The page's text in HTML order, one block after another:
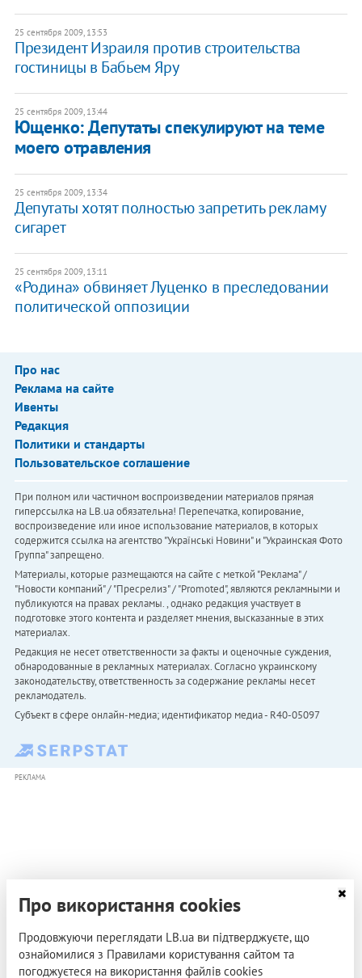
25 сентября 2009, 13:53
Президент Израиля против строительства
гостиницы в Бабьем Яру
25 сентября 2009, 13:44
Ющенко: Депутаты спекулируют на теме
моего отравления
25 сентября 2009, 13:34
Депутаты хотят полностью запретить рекламу
сигарет
25 сентября 2009, 13:11
«Родина» обвиняет Луценко в преследовании
политической оппозиции
Про нас
Реклама на сайте
Ивенты
Редакция
Политики и стандарты
Пользовательское соглашение
При полном или частичном воспроизведении материалов прямая
гиперссылка на LB.ua обязательна! Перепечатка, копирование,
воспроизведение или иное использование материалов, в которых
содержится ссылка на агентство "Українськi Новини" и "Украинская Фото
Группа" запрещено.
Материалы, которые размещаются на сайте с меткой "Реклама" /
"Новости компаний" / "Пресрелиз" / "Promoted", являются рекламными и
публикуются на правах рекламы. , однако редакция участвует в
подготовке этого контента и разделяет мнения, высказанные в этих
материалах.
Редакция не несет ответственности за факты и оценочные суждения,
обнародованные в рекламных материалах. Согласно украинскому
законодательству, ответственность за содержание рекламы несет
рекламодатель.
Субъект в сфере онлайн-медиа; идентификатор медиа - R40-05097
РЕКЛАМА
Про використання cookies
Продовжуючи переглядати LB.ua ви підтверджуєте, що
ознайомилися з Правилами користування сайтом та
погоджуєтеся на використання файлів cookies